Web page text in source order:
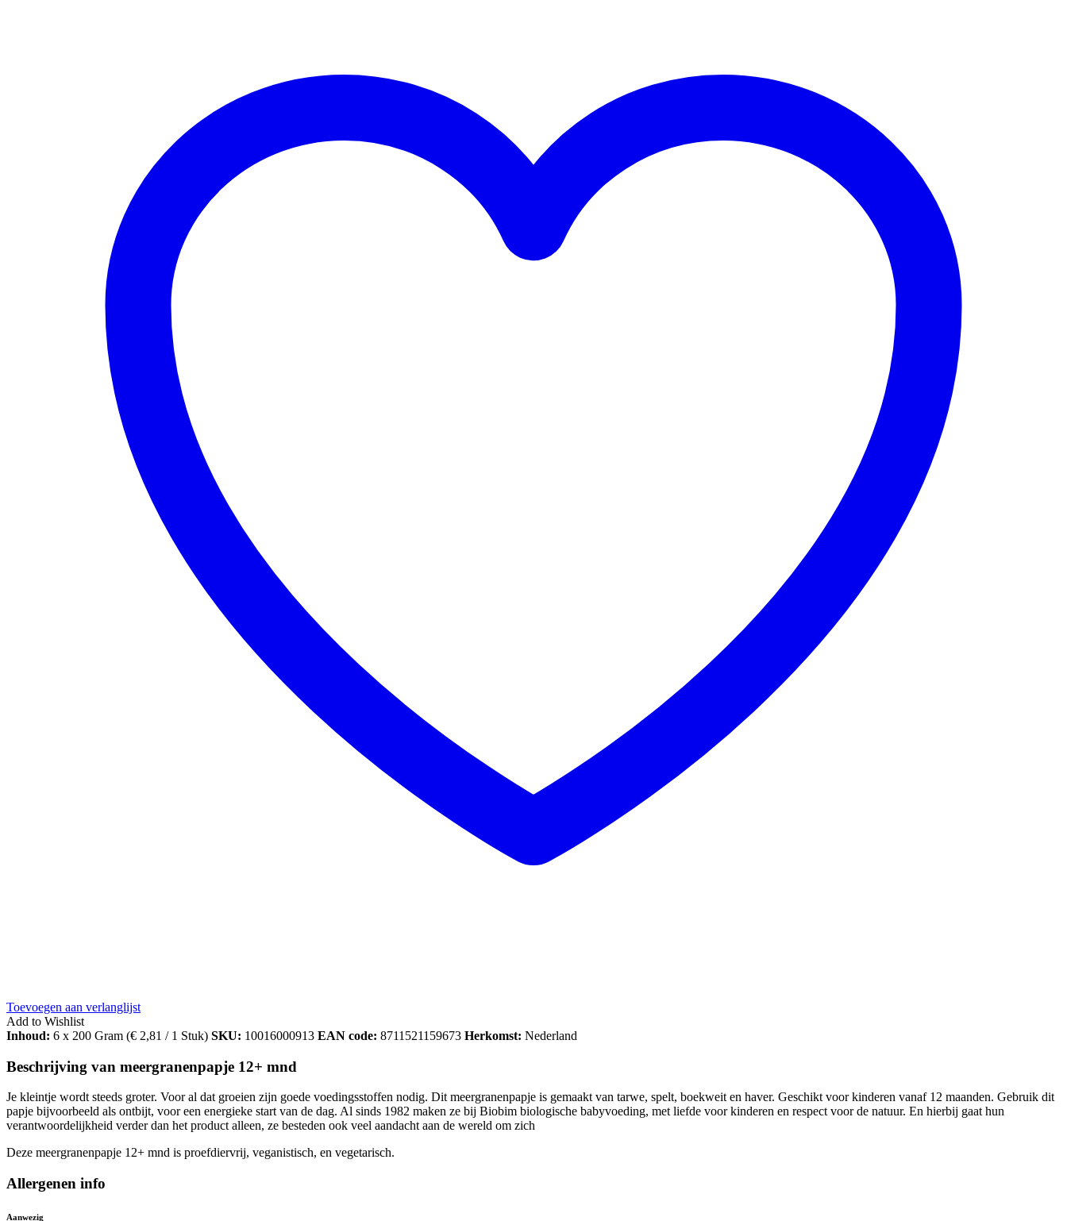
Toevoegen aan verlanglijst
Add to Wishlist
Inhoud: 6 x 200 Gram (€ 2,81 / 1 Stuk) SKU: 10016000913 EAN code: 8711521159673 Herkomst: Nederland
Beschrijving van meergranenpapje 12+ mnd
Je kleintje wordt steeds groter. Voor al dat groeien zijn goede voedingsstoffen nodig. Dit meergranenpapje is gemaakt van tarwe, spelt, boekweit en haver. Geschikt voor kinderen vanaf 12 maanden. Gebruik dit
papje bijvoorbeeld als ontbijt, voor een energieke start van de dag. Al sinds 1982 maken ze bij Biobim biologische babyvoeding, met liefde voor kinderen en respect voor de natuur. En hierbij gaat hun
verantwoordelijkheid verder dan het product alleen, ze besteden ook veel aandacht aan de wereld om zich
Deze meergranenpapje 12+ mnd is proefdiervrij, veganistisch, en vegetarisch.
Allergenen info
Aanwezig